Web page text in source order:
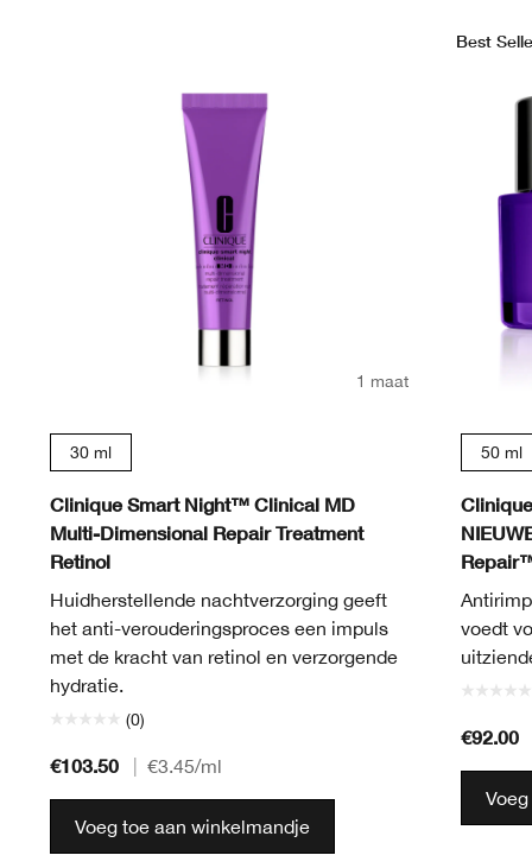
1 maat
30 ml
Clinique Smart Night™ Clinical MD
Multi-Dimensional Repair Treatment
Retinol
Huidherstellende nachtverzorging geeft
het anti-verouderingsproces een impuls
met de kracht van retinol en verzorgende
hydratie.
(0)
€103.50 €3.45/ml
Voeg toe aan winkelmandje
Best
50 ml
voedt
€92.00